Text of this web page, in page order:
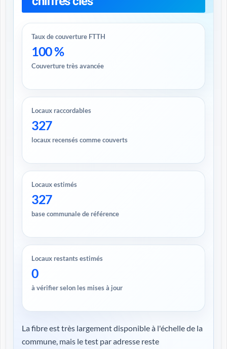
Taux de couverture FTTH
100 %
Couverture très avancée
Locaux raccordables
327
locaux recensés comme couverts
Locaux estimés
327
base communale de référence
Locaux restants estimés
0
à vérifier selon les mises à jour
La fibre est très largement disponible à l'échelle de la
commune, mais le test par adresse reste